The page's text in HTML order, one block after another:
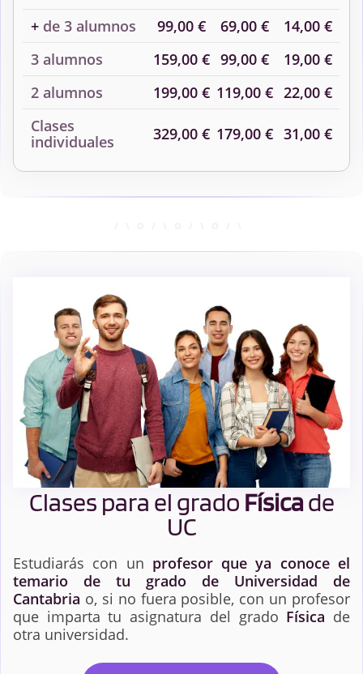
+ de 3 alumnos 99,00 € 69,00 €
14,00 €
3 alumnos
159,00 € 99,00 €
19,00 €
2 alumnos
199,00 € 119,00 € 22,00 €
Clases
individuales
329,00 € 179,00 € 31,00 €
Clases para el grado Físicade
UC
Estudiarás con un profesor que ya conoce el
temario de tu grado de Universidad de
Cantabria o, si no fuera posible, con un profesor
que imparta tu asignatura del grado Física de
otra universidad.